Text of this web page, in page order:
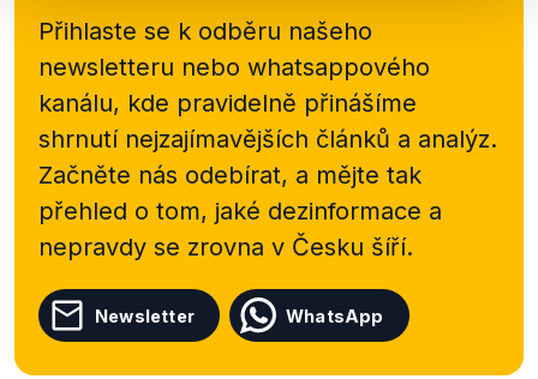
Přihlaste se k odběru našeho
newsletteru nebo whatsappového
kanálu, kde pravidelně přinášíme
shrnutí nejzajímavějších článků a analýz.
Začněte nás odebírat, a mějte tak
přehled o tom, jaké dezinformace a
nepravdy se zrovna v Česku šíří.
Newsletter WhatsApp